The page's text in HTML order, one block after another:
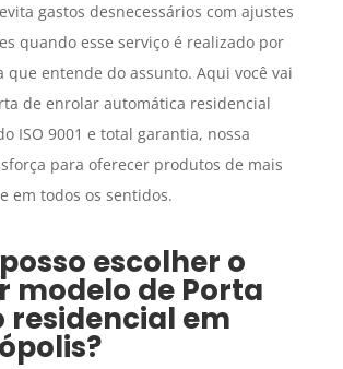
gastos desnecessários com ajustes
quando esse serviço é realizado por
que entende do assunto. Aqui você vai
de enrolar automática residencial
ISO 9001 e total garantia, nossa
para oferecer produtos de mais
em todos os sentidos.
escolher o
modelo de Porta
residencial em
?